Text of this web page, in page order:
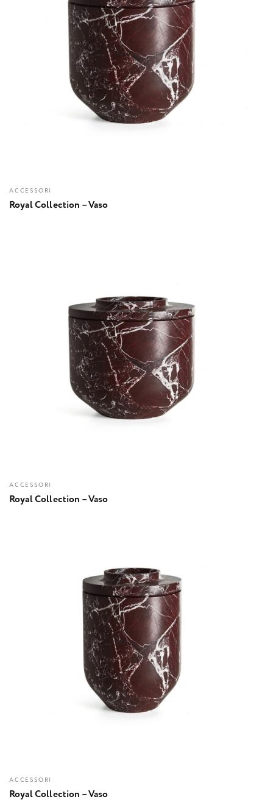
ACCESSORI
Royal Collection – Vaso
ACCESSORI
Royal Collection – Vaso
ACCESSORI
Royal Collection – Vaso